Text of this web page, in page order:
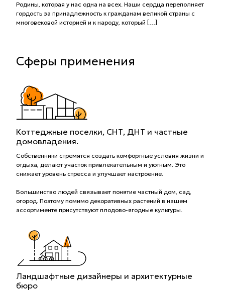
Родины, которая у нас одна на всех. Наши сердца переполняет
гордость за принадлежность к гражданам великой страны с
многовековой историей и к народу, который […]
Сферы применения
Коттеджные поселки, СНТ, ДНТ и частные
домовладения.
Собственники стремятся создать комфортные условия жизни и
отдыха, делают участок привлекательным и уютным. Это
снижает уровень стресса и улучшает настроение.
Большинство людей связывает понятие частный дом, сад,
огород. Поэтому помимо декоративных растений в нашем
ассортименте присутствуют плодово-ягодные культуры.
Ландшафтные дизайнеры и архитектурные
бюро